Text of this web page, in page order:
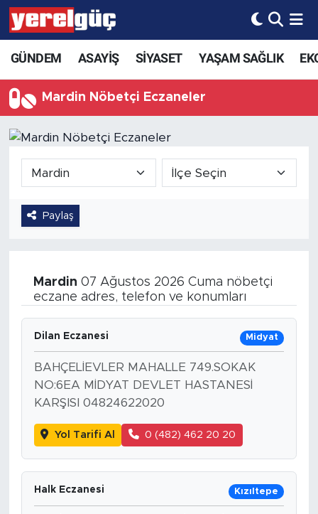
GÜNDEM ASAYİŞ SİYASET YAŞAM SAĞLIK
Mardin Nöbetçi Eczaneler
Paylaş
Mardin 07 Ağustos 2026 Cuma nöbetçi
eczane adres, telefon ve konumları
Dilan Eczanesi Midyat
BAHÇELİEVLER MAHALLE 749.SOKAK
NO:6EA MİDYAT DEVLET HASTANESİ
KARŞISI 04824622020
Yol Tarifi Al 0 (482) 462 20 20
Halk Eczanesi Kızıltepe